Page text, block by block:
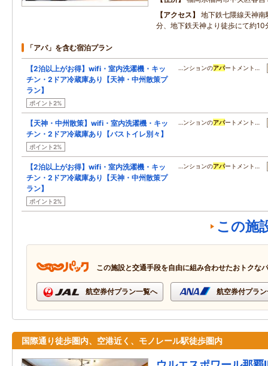
アクセス
地下鉄七隈線天神
分、地下鉄天神より徒歩にて約10
「アパ」を含む宿泊プラン
【2泊以上がお得】wifi・室内洗濯機・キッ
チン・2ドア冷蔵庫あり【天神・中州散策プ
ラン】
ポイント2%
…ンションのアパートメント…
【天神・中州散策】wifi・室内洗濯機・キッ
チン・2ドア冷蔵庫あり【バストイレ別々】
ポイント2%
…ンションのアパートメント…
【2泊以上がお得】wifi・室内洗濯機・キッ
チン・2ドア冷蔵庫あり【天神・中州散策プ
ラン】
ポイント2%
…ンションのアパートメント…
この施
この施設と交通手段を自由に組み合わせたおトクな
航空券付プラン一覧へ 航空券付プラ
国際通り徒歩圏内、空港近く、モノレール駅徒歩圏内